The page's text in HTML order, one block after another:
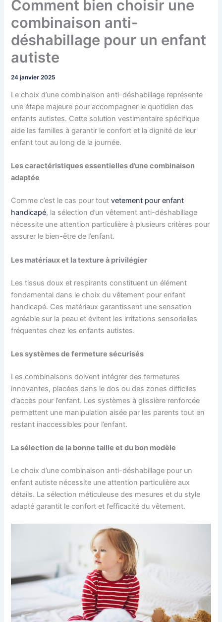
Comment bien choisir une
combinaison anti-
déshabillage pour un enfant
autiste
24 janvier 2025
Le choix d’une combinaison anti-déshabillage représente
une étape majeure pour accompagner le quotidien des
enfants autistes. Cette solution vestimentaire spécifique
aide les familles à garantir le confort et la dignité de leur
enfant tout au long de la journée.
Les caractéristiques essentielles d’une combinaison
adaptée
Comme c’est le cas pour toutvetement pour enfant
handicapé, la sélection d’un vêtement anti-déshabillage
nécessite une attention particulière à plusieurs critères pour
assurer le bien-être de l’enfant.
Les matériaux et la texture à privilégier
Les tissus doux et respirants constituent un élément
fondamental dans le choix du vêtement pour enfant
handicapé. Ces matériaux garantissent une sensation
agréable sur la peau et évitent les irritations sensorielles
fréquentes chez les enfants autistes.
Les systèmes de fermeture sécurisés
Les combinaisons doivent intégrer des fermetures
innovantes, placées dans le dos ou des zones difficiles
d’accès pour l’enfant. Les systèmes à glissière renforcée
permettent une manipulation aisée par les parents tout en
restant inaccessibles pour l’enfant.
La sélection de la bonne taille et du bon modèle
Le choix d’une combinaison anti-déshabillage pour un
enfant autiste nécessite une attention particulière aux
détails. La sélection méticuleuse des mesures et du style
adapté garantit le confort et l’efficacité du vêtement.